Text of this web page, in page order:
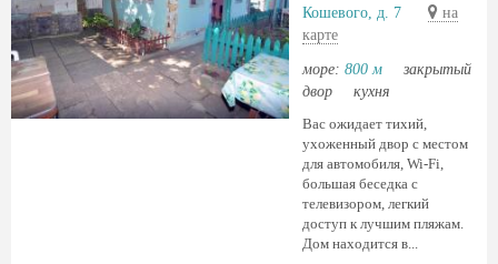
Кошевого, д. 7
на
карте
море: 800 м
закрытый
двор
кухня
Вас ожидает тихий,
ухоженный двор с местом
для автомобиля, Wi-Fi,
большая беседка с
телевизором, легкий
доступ к лучшим пляжам.
Дом находится в...